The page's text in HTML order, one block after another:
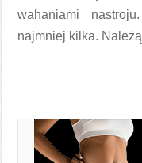
wahaniami
najmniej kilka.